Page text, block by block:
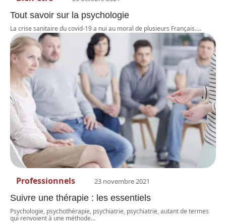
Tout savoir sur la psychologie
La crise sanitaire du covid-19 a nui au moral de plusieurs Français.…
Professionnels 23 novembre 2021
Suivre une thérapie : les essentiels
Psychologie, psychothérapie, psychiatrie, psychiatrie, autant de termes
qui renvoient à une méthode…